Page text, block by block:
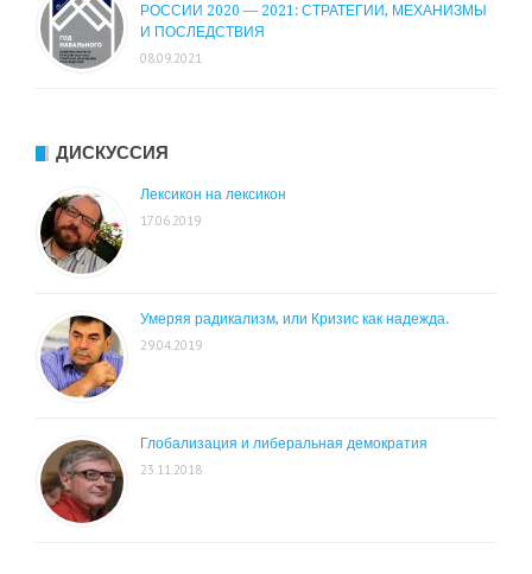
РОССИИ 2020 — 2021: СТРАТЕГИИ, МЕХАНИЗМЫ
И ПОСЛЕДСТВИЯ
08.09.2021
ДИСКУССИЯ
Лексикон на лексикон
17.06.2019
Умеряя радикализм, или Кризис как надежда.
29.04.2019
Глобализация и либеральная демократия
23.11.2018